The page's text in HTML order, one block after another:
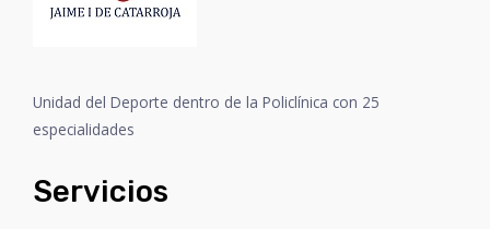
Unidad del Deporte dentro de la Policlínica con 25
especialidades
Servicios